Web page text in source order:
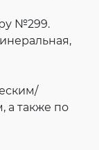
№299.
а также по